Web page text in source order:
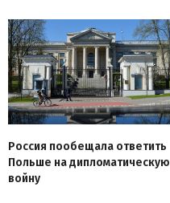
Россия пообещала ответить
Польше на дипломатическую
войну